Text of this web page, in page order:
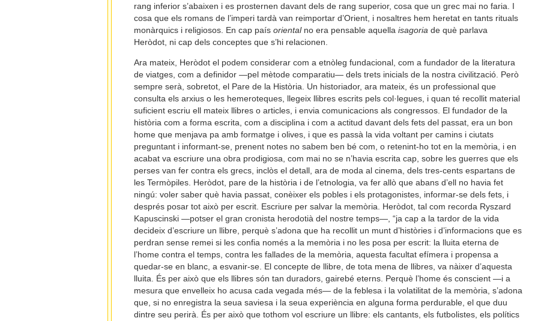
rang inferior s’abaixen i es prosternen davant dels de rang superior, cosa que un grec mai no faria. I
cosa que els romans de l’imperi tardà van reimportar d’Orient, i nosaltres hem heretat en tants rituals
monàrquics i religiosos. En cap paísorientalno era pensable aquellaisagoria de què parlava
Heròdot, ni cap dels conceptes que s’hi relacionen.
Ara mateix, Heròdot el podem considerar com a etnòleg fundacional, com a fundador de la literatura
de viatges, com a definidor —pel mètode comparatiu— dels trets inicials de la nostra civilització. Però
sempre serà, sobretot, el Pare de la Història. Un historiador, ara mateix, és un professional que
consulta els arxius o les hemeroteques, llegeix llibres escrits pels col·legues, i quan té recollit material
suficient escriu ell mateix llibres o articles, i envia comunicacions als congressos. El fundador de la
història com a forma escrita, com a disciplina i com a actitud davant dels fets del passat, era un bon
home que menjava pa amb formatge i olives, i que es passà la vida voltant per camins i ciutats
preguntant i informant-se, prenent notes no sabem ben bé com, o retenint-ho tot en la memòria, i en
acabat va escriure una obra prodigiosa, com mai no se n’havia escrita cap, sobre les guerres que els
perses van fer contra els grecs, inclòs el detall, ara de moda al cinema, dels tres-cents espartans de
les Termòpiles. Heròdot, pare de la història i de l’etnologia, va fer allò que abans d’ell no havia fet
ningú: voler saber què havia passat, conèixer els pobles i els protagonistes, informar-se dels fets, i
després posar tot això per escrit. Escriure per salvar la memòria. Heròdot, tal com recorda Ryszard
Kapuscinski —potser el gran cronista herodotià del nostre temps—, “ja cap a la tardor de la vida
decideix d’escriure un llibre, perquè s’adona que ha recollit un munt d’històries i d’informacions que es
perdran sense remei si les confia només a la memòria i no les posa per escrit: la lluita eterna de
l’home contra el temps, contra les fallades de la memòria, aquesta facultat efímera i propensa a
quedar-se en blanc, a esvanir-se. El concepte de llibre, de tota mena de llibres, va nàixer d’aquesta
lluita. És per això que els llibres són tan duradors, gairebé eterns. Perquè l’home és conscient —i a
mesura que envelleix ho acusa cada vegada més— de la feblesa i la volatilitat de la memòria, s’adona
que, si no enregistra la seua saviesa i la seua experiència en alguna forma perdurable, el que duu
dintre seu perirà. És per això que tothom vol escriure un llibre: els cantants, els futbolistes, els polítics